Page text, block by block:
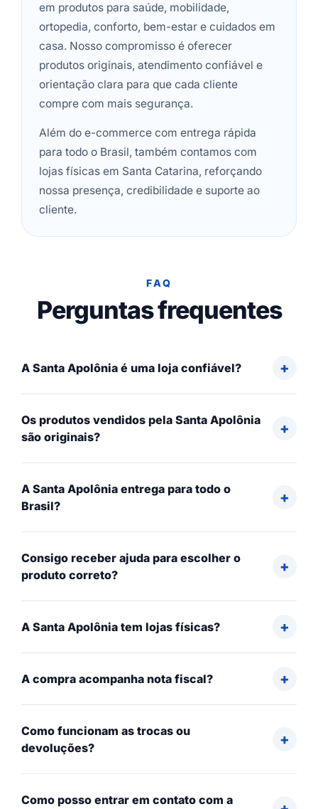
em produtos para saúde, mobilidade,
ortopedia, conforto, bem-estar e cuidados em
casa. Nosso compromisso é oferecer
produtos originais, atendimento confiável e
orientação clara para que cada cliente
compre com mais segurança.
Além do e-commerce com entrega rápida
para todo o Brasil, também contamos com
lojas físicas em Santa Catarina, reforçando
nossa presença, credibilidade e suporte ao
cliente.
FAQ
Perguntas frequentes
A Santa Apolônia é uma loja confiável?
Os produtos vendidos pela Santa Apolônia
são originais?
A Santa Apolônia entrega para todo o
Brasil?
Consigo receber ajuda para escolher o
produto correto?
A Santa Apolônia tem lojas físicas?
A compra acompanha nota fiscal?
Como funcionam as trocas ou
devoluções?
Como posso entrar em contato com a